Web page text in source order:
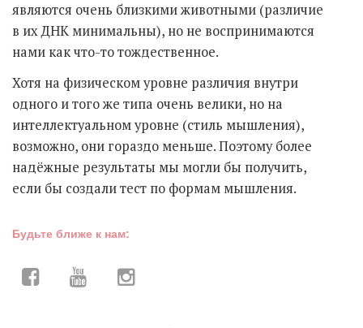
являются очень близкими животными (различие
в их ДНК минимальны), но не воспринимаются
нами как что-то тождественное.
Хотя на физическом уровне различия внутри
одного и того же типа очень велики, но на
интеллектуальном уровне (стиль мышления),
возможно, они гораздо меньше. Поэтому более
надёжные результаты мы могли бы получить,
если бы создали тест по формам мышления.
Будьте ближе к нам: